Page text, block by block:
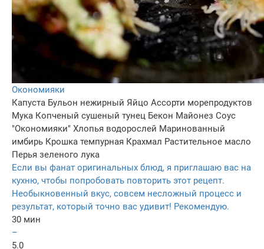
Окономияки
Капуста Бульон нежирный Яйцо Ассорти морепродуктов
Мука Копченый сушеный тунец Бекон Майонез Соус
"Окономияки" Хлопья водорослей Маринованный
имбирь Крошка темпурная Крахмал Растительное масло
Перья зеленого лука
Если вы фанат оригинальных блюд, я приглашаю вас на
кухню, чтобы попробовать повторить этот рецепт.
Необыкновенный вкус, совсем несложный процесс и
результат, который точно вас удивит! Рекомендую.
30 мин
–
5.0